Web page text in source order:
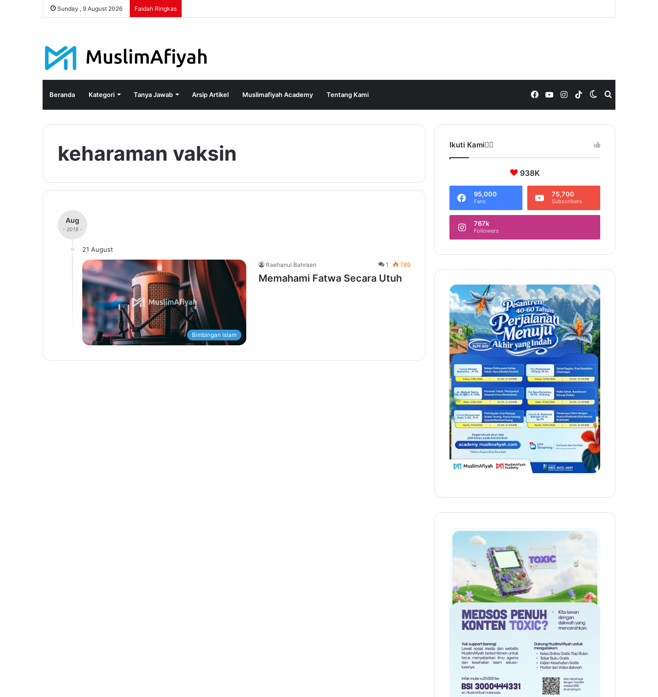
Sunday , 9 August 2026 Faidah Ringkas
Beranda Kategori Tanya Jawab Arsip Artikel Muslimafiyah Academy Tentang Kami Switch
skin
TikTok
Instagram
YouTube
Facebook
keharaman vaksin
Aug
- 2018 -
21 August
Bimbingan Islam
Raehanul Bahraen 1 789
Memahami Fatwa Secara Utuh
Ikuti Kami❤️‍🔥
938K
95,000
Fans
75,700
Subscribers
767k
Followers